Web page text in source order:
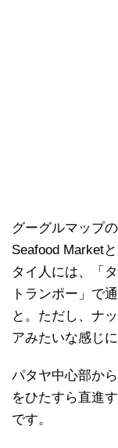
グーグルマップ
Seafood Market
タイ人には、「
トランポー」で
と。ただし、ナ
アみたいな感じ
パタヤ中心部か
をひたすら直進
です。